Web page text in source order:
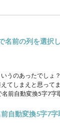
名前の列を選択
いうのあったでし
てしまえと思って
名前自動変換5字7字
自動変換5字7